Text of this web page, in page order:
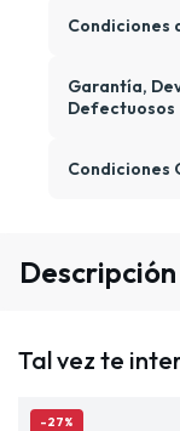
Condiciones
Garantía,
Defectuosos
Condiciones
Descripción
Tal vez te
-27%